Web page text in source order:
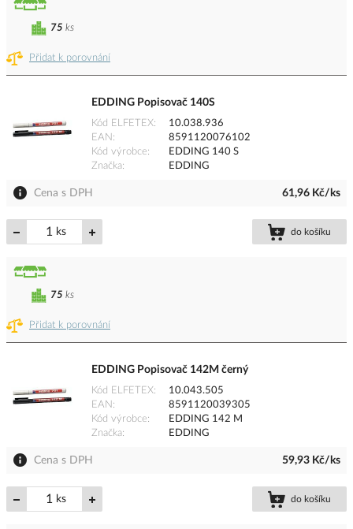
Přidat k porovnání
75 ks
EDDING Popisovač 140S
Kód ELFETEX
10.038.936
EAN
8591120076102
Kód výrobce
EDDING 140 S
Značka
EDDING
Cena s DPH 61,96 Kč/ks
ks do košíku
Přidat k porovnání
75 ks
EDDING Popisovač 142M černý
Kód ELFETEX
10.043.505
EAN
8591120039305
Kód výrobce
EDDING 142 M
Značka
EDDING
Cena s DPH 59,93 Kč/ks
ks do košíku